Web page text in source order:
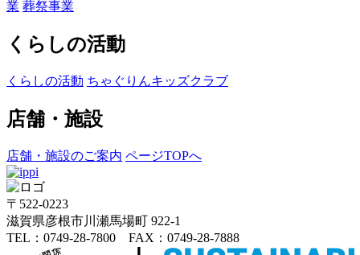
業 葬祭事業
くらしの活動
くらしの活動 ちゃぐりんキッズクラブ
店舗・施設
店舗・施設のご案内 ページTOPへ
〒522-0223
滋賀県彦根市川瀬馬場町 922-1
TEL：0749-28-7800 FAX：0749-28-7888